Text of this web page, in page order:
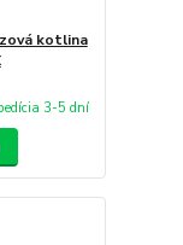
kotlina
3-5 dní